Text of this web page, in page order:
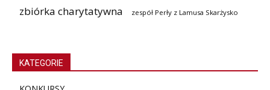
zbiórka charytatywna zespół Perły z Lamusa Skarżysko
KATEGORIE